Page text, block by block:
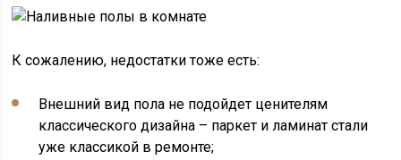
К сожалению, недостатки тоже есть:
Внешний вид пола не подойдет ценителям
классического дизайна – паркет и ламинат стали
уже классикой в ремонте;